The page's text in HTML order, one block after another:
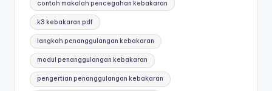
contoh makalah pencegahan kebakaran
k3 kebakaran pdf
langkah penanggulangan kebakaran
modul penanggulangan kebakaran
pengertian penanggulangan kebakaran